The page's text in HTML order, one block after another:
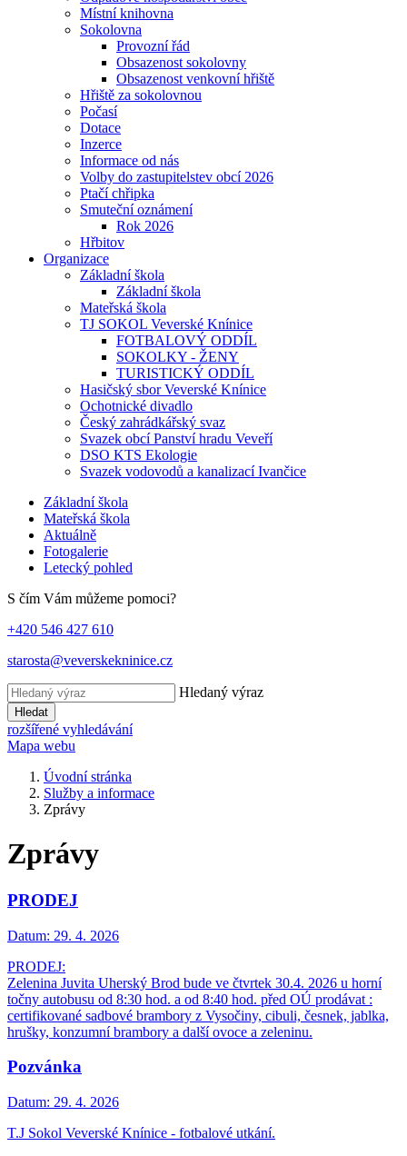
Místní knihovna
Sokolovna
Provozní řád
Obsazenost sokolovny
Obsazenost venkovní hřiště
Hřiště za sokolovnou
Počasí
Dotace
Inzerce
Informace od nás
Volby do zastupitelstev obcí 2026
Ptačí chřipka
Smuteční oznámení
Rok 2026
Hřbitov
Organizace
Základní škola
Základní škola
Mateřská škola
TJ SOKOL Veverské Knínice
FOTBALOVÝ ODDÍL
SOKOLKY - ŽENY
TURISTICKÝ ODDÍL
Hasičský sbor Veverské Knínice
Ochotnické divadlo
Český zahrádkářský svaz
Svazek obcí Panství hradu Veveří
DSO KTS Ekologie
Svazek vodovodů a kanalizací Ivančice
Základní škola
Mateřská škola
Aktuálně
Fotogalerie
Letecký pohled
S čím Vám můžeme pomoci?
+420 546 427 610
starosta@veverskekninice.cz
Hledaný výraz
Hledat
rozšířené vyhledávání
Mapa webu
Úvodní stránka
Služby a informace
Zprávy
Zprávy
PRODEJ
Datum: 29. 4. 2026
PRODEJ:
Zelenina Juvita Uherský Brod bude ve čtvrtek 30.4. 2026 u horní
točny autobusu od 8:30 hod. a od 8:40 hod. před OÚ prodávat :
certifikované sadbové brambory z Vysočiny, cibuli, česnek, jablka,
hrušky, konzumní brambory a další ovoce a zeleninu.
Pozvánka
Datum: 29. 4. 2026
T.J Sokol Veverské Knínice - fotbalové utkání.